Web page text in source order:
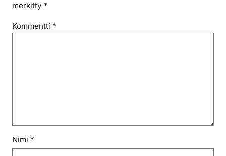
merkitty *
Kommentti *
Nimi *